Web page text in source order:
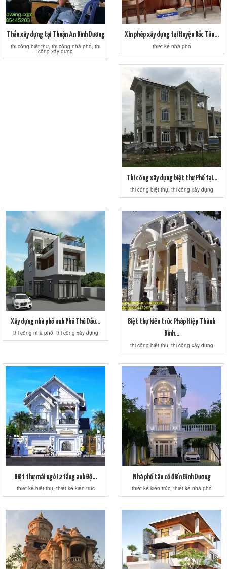
Thầu xây dựng tại Thuận An Bình Dương
thi công biệt thự, thi công nhà phố, thi
công xây dựng
Xin phép xây dựng tại Huyện Bắc Tân...
thiết kế nhà phố
Thi công xây dựng biệt thự Phố tại...
thi công biệt thự, thi công xây dựng
Xây dựng nhà phố anh Phú Thủ Dầu...
thi công nhà phố, thi công xây dựng
Biệt thự kiến trúc Pháp Hiệp Thành
Bình...
thi công biệt thự, thi công xây dựng
Biệt thự mái ngói 2 tầng anh Độ...
thiết kế biệt thự, thiết kế kiến trúc
Nhà phố tân cổ điển Bình Dương
thiết kế kiến trúc, thiết kế nhà phố